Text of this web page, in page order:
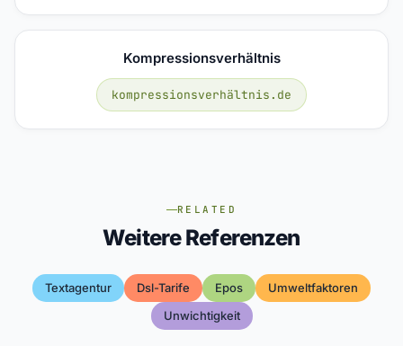
Kompressionsverhältnis
kompressionsverhältnis.de
RELATED
Weitere Referenzen
Textagentur Dsl-Tarife Epos
Umweltfaktoren
Unwichtigkeit